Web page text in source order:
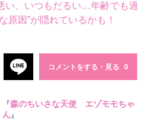
い、いつもだるい…年齢でも過
原因”が隠れているかも！
コメントをする・見る
『森のちいさな天使 エゾモモちゃ
ん 』